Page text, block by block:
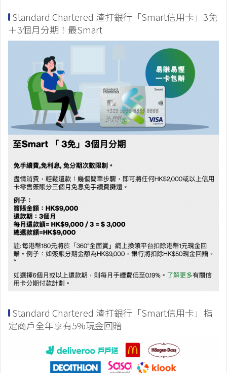
Standard Chartered 渣打銀行「Smart信用卡」3免
＋3個月分期！最Smart
Standard Chartered 渣打銀行「Smart信用卡」指
定商戶全年享有5%現金回贈